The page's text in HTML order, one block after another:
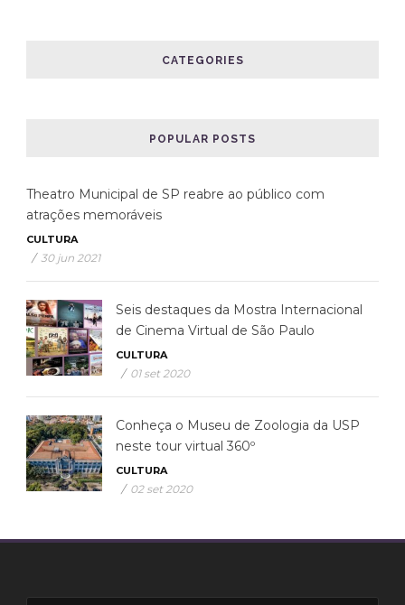
CATEGORIES
POPULAR POSTS
Theatro Municipal de SP reabre ao público com
atrações memoráveis
CULTURA
/ 30 jun 2021
Seis destaques da Mostra Internacional
de Cinema Virtual de São Paulo
CULTURA
/ 01 set 2020
Conheça o Museu de Zoologia da USP
neste tour virtual 360º
CULTURA
/ 02 set 2020